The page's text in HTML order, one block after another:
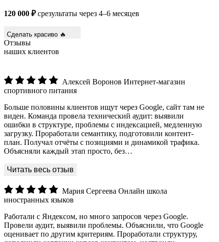
120 000 ₽срезультаты через 4–6 месяцев
Сделать красиво 🔥
Отзывы
наших клиентов
Алексей Воронов Интернет-магазин
спортивного питания
Больше половины клиентов ищут через Google, сайт там не
виден. Команда провела технический аудит: выявили
ошибки в структуре, проблемы с индексацией, медленную
загрузку. Проработали семантику, подготовили контент-
план. Получал отчёты с позициями и динамикой трафика.
Объясняли каждый этап просто, без…
Мария Сергеева Онлайн школа
иностранных языков
Работали с Яндексом, но много запросов через Google.
Провели аудит, выявили проблемы. Объяснили, что Google
оценивает по другим критериям. Проработали структуру,